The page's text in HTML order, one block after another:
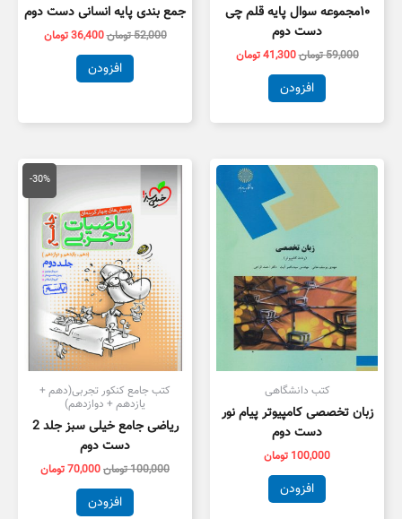
۱۰مجموعه سوال پایه قلم چی
دست دوم
59,000تومان41,300تومان
افزودن
جمع بندی پایه انسانی دست دوم
52,000تومان36,400تومان
افزودن
کتب دانشگاهی
زبان تخصصی کامپیوتر پیام نور
دست دوم
100,000 تومان
افزودن
-30%
کتب جامع کنکور تجربی(دهم +
یازدهم + دوازدهم)
ریاضی جامع خیلی سبز جلد 2
دست دوم
100,000تومان
قیمت
100,000 تومان
بود.
70,000تومان
قیمت
فعلی
افزودن